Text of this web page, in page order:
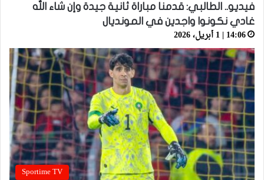
فيديو.. الطالبي: قدمنا مباراة ثانية جيدة وإن شاء الله
غادي نكونوا واجدين في المونديال
14:06 | 1 أبريل، 2026
Sportime TV